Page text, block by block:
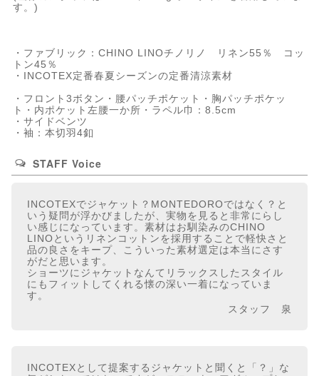
す。)
・ファブリック：CHINO LINOチノリノ リネン55％ コッ
トン45％
・INCOTEX定番春夏シーズンの定番清涼素材
・フロント3ボタン・腰パッチポケット・胸パッチポケッ
ト・内ポケット左腰一か所・ラペル巾：8.5cm
・サイドベンツ
・袖：本切羽4釦
STAFF Voice
INCOTEXでジャケット？MONTEDOROではなく？と
いう疑問が浮かびましたが、実物を見ると非常にらし
い感じになっています。素材はお馴染みのCHINO
LINOというリネンコットンを採用することで軽快さと
品の良さをキープ、こういった素材選定は本当にさす
がだと思います。
ショーツにジャケットなんてリラックスしたスタイル
にもフィットしてくれる懐の深い一着になっていま
す。
スタッフ 泉
INCOTEXとして提案するジャケットと聞くと「？」な